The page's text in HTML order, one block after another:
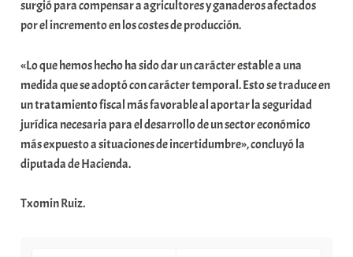
surgió para compensar a agricultores y ganaderos afectados
por el incremento en los costes de producción.
«Lo que hemos hecho ha sido dar un carácter estable a una
medida que se adoptó con carácter temporal. Esto se traduce en
un tratamiento fiscal más favorable al aportar la seguridad
jurídica necesaria para el desarrollo de un sector económico
más expuesto a situaciones de incertidumbre», concluyó la
diputada de Hacienda.
Txomin Ruiz.